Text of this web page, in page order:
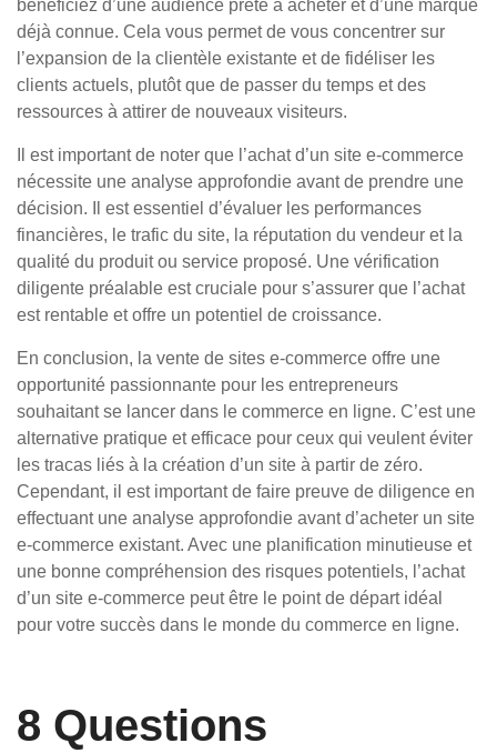
bénéficiez d’une audience prête à acheter et d’une marque
déjà connue. Cela vous permet de vous concentrer sur
l’expansion de la clientèle existante et de fidéliser les
clients actuels, plutôt que de passer du temps et des
ressources à attirer de nouveaux visiteurs.
Il est important de noter que l’achat d’un site e-commerce
nécessite une analyse approfondie avant de prendre une
décision. Il est essentiel d’évaluer les performances
financières, le trafic du site, la réputation du vendeur et la
qualité du produit ou service proposé. Une vérification
diligente préalable est cruciale pour s’assurer que l’achat
est rentable et offre un potentiel de croissance.
En conclusion, la vente de sites e-commerce offre une
opportunité passionnante pour les entrepreneurs
souhaitant se lancer dans le commerce en ligne. C’est une
alternative pratique et efficace pour ceux qui veulent éviter
les tracas liés à la création d’un site à partir de zéro.
Cependant, il est important de faire preuve de diligence en
effectuant une analyse approfondie avant d’acheter un site
e-commerce existant. Avec une planification minutieuse et
une bonne compréhension des risques potentiels, l’achat
d’un site e-commerce peut être le point de départ idéal
pour votre succès dans le monde du commerce en ligne.
8 Questions